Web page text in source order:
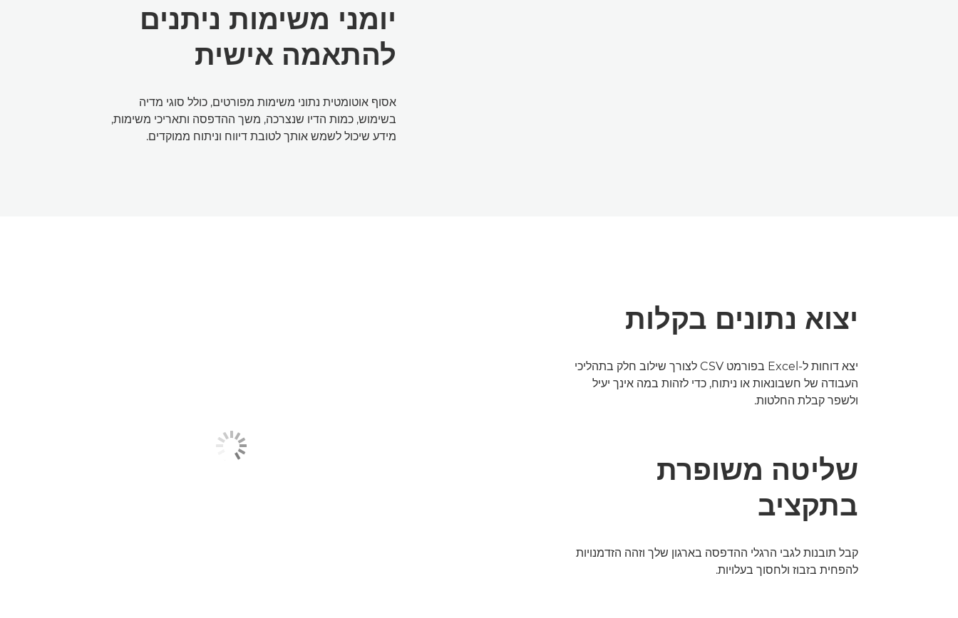
יומני משימות ניתנים
להתאמה אישית
אסוף אוטומטית נתוני משימות מפורטים, כולל סוגי מדיה
בשימוש, כמות הדיו שנצרכה, משך ההדפסה ותאריכי משימות,
מידע שיכול לשמש אותך לטובת דיווח וניתוח ממוקדים.
יצוא נתונים בקלות
יצא דוחות ל-Excel בפורמט CSV לצורך שילוב חלק בתהליכי
העבודה של חשבונאות או ניתוח, כדי לזהות במה אינך יעיל
ולשפר קבלת החלטות.
שליטה משופרת
בתקציב
קבל תובנות לגבי הרגלי ההדפסה בארגון שלך וזהה הזדמנויות
להפחית בזבוז ולחסוך בעלויות.